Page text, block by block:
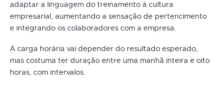
adaptar a linguagem do treinamento à cultura
empresarial, aumentando a sensação de pertencimento
e integrando os colaboradores com a empresa.
A carga horária vai depender do resultado esperado,
mas costuma ter duração entre uma manhã inteira e oito
horas, com intervalos.